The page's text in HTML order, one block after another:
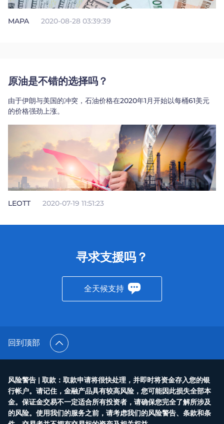
MAPA 2020-08-28 03:39:39
原油是不错的选择吗？
由于伊朗与美国的冲突，石油价格在2020年1月开始以每桶61美元
的价格强劲上涨。
LEOTT 2020-07-19 11:51:23
寻求支援吗？
全天候支持
回到顶部
风险警告 | 取款：取款申请将很快处理，并即时将资金存入您的银
行帐户。请记住，金融产品具有较高风险，您可能因此损失全部本
金。保证金交易不一定适合所有投资者，请确保您完全了解所涉及
的风险。使用我们的服务之前，请考虑我们的风险警告、条款和条